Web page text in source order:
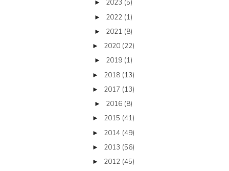
► 2023 (5)
► 2022 (1)
► 2021 (8)
► 2020 (22)
► 2019 (1)
► 2018 (13)
► 2017 (13)
► 2016 (8)
► 2015 (41)
► 2014 (49)
► 2013 (56)
► 2012 (45)